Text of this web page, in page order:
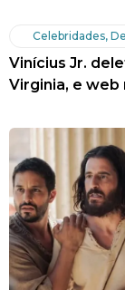
Celebridades,
Vinícius Jr.
Virginia, e web